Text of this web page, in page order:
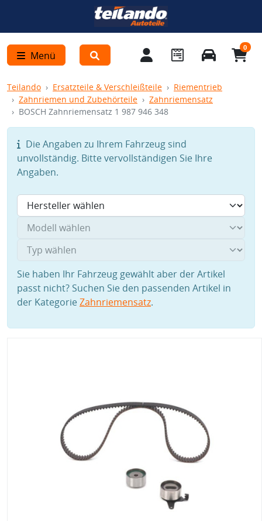
Menü
0
Teilando Ersatzteile & Verschleißteile
Riementrieb
Zahnriemen und Zubehörteile
Zahnriemensatz
BOSCH Zahnriemensatz 1 987 946 348
Die Angaben zu Ihrem Fahrzeug sind
unvollständig. Bitte vervollständigen Sie Ihre
Angaben.
Sie haben Ihr Fahrzeug gewählt aber der Artikel
passt nicht? Suchen Sie den passenden Artikel in
der KategorieZahnriemensatz.